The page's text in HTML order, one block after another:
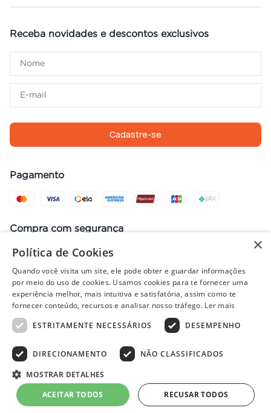
Receba novidades e descontos exclusivos
Cadastre-se
Pagamento
Compra com segurança
Preços, promoções, condições de pagamento e frete válidos apenas
para compras no site. Em caso de divergência, prevalece o valor do
carrinho no fechamento do pedido. Vendas sujeitas à análise e
disponibilidade de estoque. Imagens ilustrativas.
© 2022 - PISOLAR | CNPJ: 32.868.002/0004-36 | Rua Quirino, 1294
- Aracaju/SE - CEP 49040-700
Powered by Developed by
×
Política de Cookies
Quando você visita um site, ele pode obter e guardar informações
por meio do uso de cookies. Usamos cookies para te fornecer uma
experiência melhor, mais intuitiva e satisfatória, assim como te
fornecer conteúdo, recursos e analisar nosso tráfego. Ler mais
ESTRITAMENTE NECESSÁRIOS
DESEMPENHO
DIRECIONAMENTO NÃO CLASSIFICADOS
MOSTRAR DETALHES
ACEITAR TODOS
RECUSAR TODOS